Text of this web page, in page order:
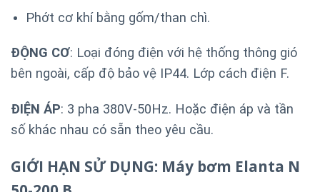
Phớt cơ khí bằng gốm/than chì.
ĐỘNG CƠ: Loại đóng điện với hệ thống thông gió
bên ngoài, cấp độ bảo vệ IP44. Lớp cách điện F.
ĐIỆN ÁP: 3 pha 380V-50Hz. Hoặc điện áp và tần
số khác nhau có sẵn theo yêu cầu.
GIỚI HẠN SỬ DỤNG: Máy bơm Elanta N